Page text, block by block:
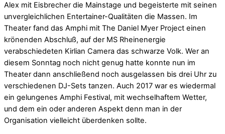
Alex mit Eisbrecher die Mainstage und begeisterte mit seinen
unvergleichlichen Entertainer-Qualitäten die Massen. Im
Theater fand das Amphi mit The Daniel Myer Project einen
krönenden Abschluß, auf der MS Rheinenergie
verabschiedeten Kirlian Camera das schwarze Volk. Wer an
diesem Sonntag noch nicht genug hatte konnte nun im
Theater dann anschließend noch ausgelassen bis drei Uhr zu
verschiedenen DJ-Sets tanzen. Auch 2017 war es wiedermal
ein gelungenes Amphi Festival, mit wechselhaftem Wetter,
und dem ein oder anderen Aspekt denn man in der
Organisation vielleicht überdenken sollte.